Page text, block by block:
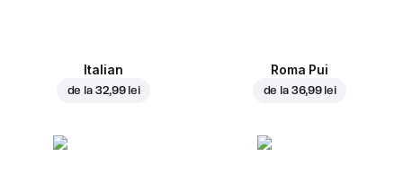
Italian
de la 32,99 lei
Roma Pui
de la 36,99 lei